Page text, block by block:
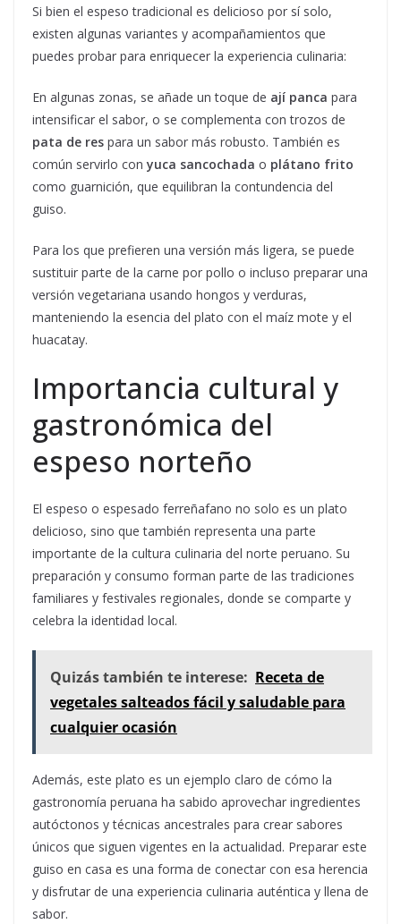
Si bien el espeso tradicional es delicioso por sí solo,
existen algunas variantes y acompañamientos que
puedes probar para enriquecer la experiencia culinaria:
En algunas zonas, se añade un toque de ají panca para
intensificar el sabor, o se complementa con trozos de
pata de res para un sabor más robusto. También es
común servirlo conyuca sancochada o plátano frito
como guarnición, que equilibran la contundencia del
guiso.
Para los que prefieren una versión más ligera, se puede
sustituir parte de la carne por pollo o incluso preparar una
versión vegetariana usando hongos y verduras,
manteniendo la esencia del plato con el maíz mote y el
huacatay.
Importancia cultural y
gastronómica del
espeso norteño
El espeso o espesado ferreñafano no solo es un plato
delicioso, sino que también representa una parte
importante de la cultura culinaria del norte peruano. Su
preparación y consumo forman parte de las tradiciones
familiares y festivales regionales, donde se comparte y
celebra la identidad local.
Quizás también te interese: Receta de
vegetales salteados fácil y saludable para
cualquier ocasión
Además, este plato es un ejemplo claro de cómo la
gastronomía peruana ha sabido aprovechar ingredientes
autóctonos y técnicas ancestrales para crear sabores
únicos que siguen vigentes en la actualidad. Preparar este
guiso en casa es una forma de conectar con esa herencia
y disfrutar de una experiencia culinaria auténtica y llena de
sabor.